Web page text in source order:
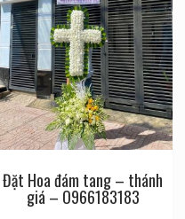
Đặt Hoa đám tang – thánh
giá – O966183183